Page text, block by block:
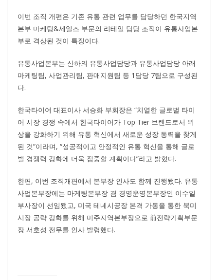
이번 조직 개편은 기존 유통 관련 업무를 담당하던 한국지역
본부 마케팅&세일즈 부문의 리테일 담당 조직이 유통사업본
부로 격상된 것이 특징이다.
유통사업본부는 산하의 유통사업담당과 유통사업담당 아래
마케팅팀, 사업관리팀, 판매지원팀 등 1담당 7팀으로 구성된
다.
한국타이어 대표이사 서승화 부회장은 “치열한 글로벌 타이
어 시장 경쟁 속에서 한국타이어가 Top Tier 브랜드로서 위
상을 강화하기 위해 유통 혁신에서 새로운 성장 동력을 찾게
된 것”이라며, “성공적이고 안정적인 유통 혁신을 통해 글로
벌 경쟁력 강화에 더욱 집중할 계획이다”라고 밝혔다.
한편, 이번 조직개편에서 본부장 인사도 함께 진행됐다. 유통
사업본부장에는 마케팅본부장 겸 경영운영본부장인 이수일
부사장이 선임됐고, 미국 테네시공장 본격 가동을 통한 북미
시장 공략 강화를 위해 미주지역본부장으로 前전략기획부문
장 서호성 전무를 인사 발령했다.